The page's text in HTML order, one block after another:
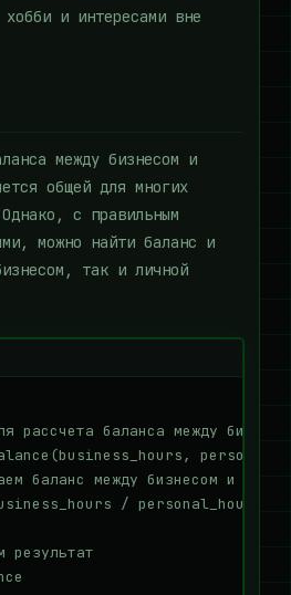
хобби и интересами вне
между бизнесом и
общей для многих
с правильным
можно найти баланс и
так и личной
рассчета баланса между
баланс между бизнесом и
/ personal_hours
результат